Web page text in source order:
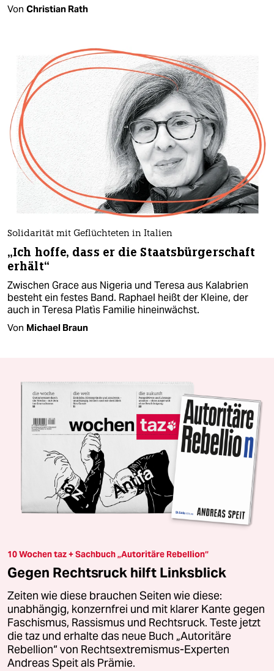
Von Christian Rath
Solidarität mit Geflüchteten in Italien
„Ich hoffe, dass er die Staatsbürgerschaft
erhält“
Zwischen Grace aus Nigeria und Teresa aus Kalabrien
besteht ein festes Band. Raphael heißt der Kleine, der
auch in Teresa Platìs Familie hineinwächst.
Von Michael Braun
10 Wochen taz + Sachbuch „Autoritäre Rebellion“
Gegen Rechtsruck hilft Linksblick
Zeiten wie diese brauchen Seiten wie diese:
unabhängig, konzernfrei und mit klarer Kante gegen
Faschismus, Rassismus und Rechtsruck. Teste jetzt
die taz und erhalte das neue Buch „Autoritäre
Rebellion“ von Rechtsextremismus-Experten
Andreas Speit als Prämie.